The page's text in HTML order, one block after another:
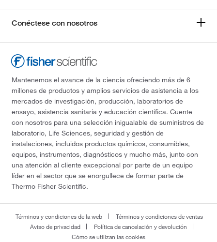
Conéctese con nosotros
Mantenemos el avance de la ciencia ofreciendo más de 6
millones de productos y amplios servicios de asistencia a los
mercados de investigación, producción, laboratorios de
ensayo, asistencia sanitaria y educación científica. Cuente
con nosotros para una selección inigualable de suministros de
laboratorio, Life Sciences, seguridad y gestión de
instalaciones, incluidos productos químicos, consumibles,
equipos, instrumentos, diagnósticos y mucho más, junto con
una atención al cliente excepcional por parte de un equipo
líder en el sector que se enorgullece de formar parte de
Thermo Fisher Scientific.
Términos y condiciones de la web
Términos y condiciones de ventas
Aviso de privacidad
Política de cancelación y devolución
Cómo se utilizan las cookies